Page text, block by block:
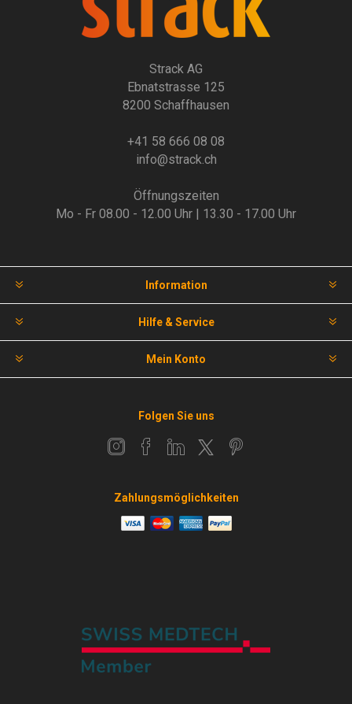
Strack AG
Ebnatstrasse 125
8200 Schaffhausen
+41 58 666 08 08
info@strack.ch
Öffnungszeiten
Mo - Fr 08.00 - 12.00 Uhr | 13.30 - 17.00 Uhr
Information
Hilfe & Service
Mein Konto
Folgen Sie uns
Zahlungsmöglichkeiten